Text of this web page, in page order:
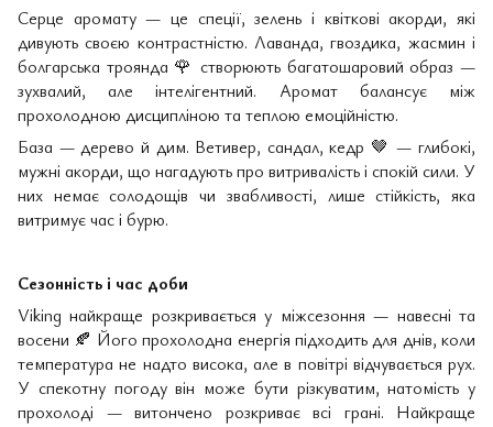
Серце аромату — це спеції, зелень і квіткові акорди, які
дивують своєю контрастністю. Лаванда, гвоздика, жасмин і
болгарська троянда 🌹 створюють багатошаровий образ —
зухвалий, але інтелігентний. Аромат балансує між
прохолодною дисципліною та теплою емоційністю.
База — дерево й дим. Ветивер, сандал, кедр 🤎 — глибокі,
мужні акорди, що нагадують про витривалість і спокій сили. У
них немає солодощів чи звабливості, лише стійкість, яка
витримує час і бурю.
Сезонність і час доби
Viking найкраще розкривається у міжсезоння — навесні та
восени 🍂 Його прохолодна енергія підходить для днів, коли
температура не надто висока, але в повітрі відчувається рух.
У спекотну погоду він може бути різкуватим, натомість у
прохолоді — витончено розкриває всі грані. Найкраще